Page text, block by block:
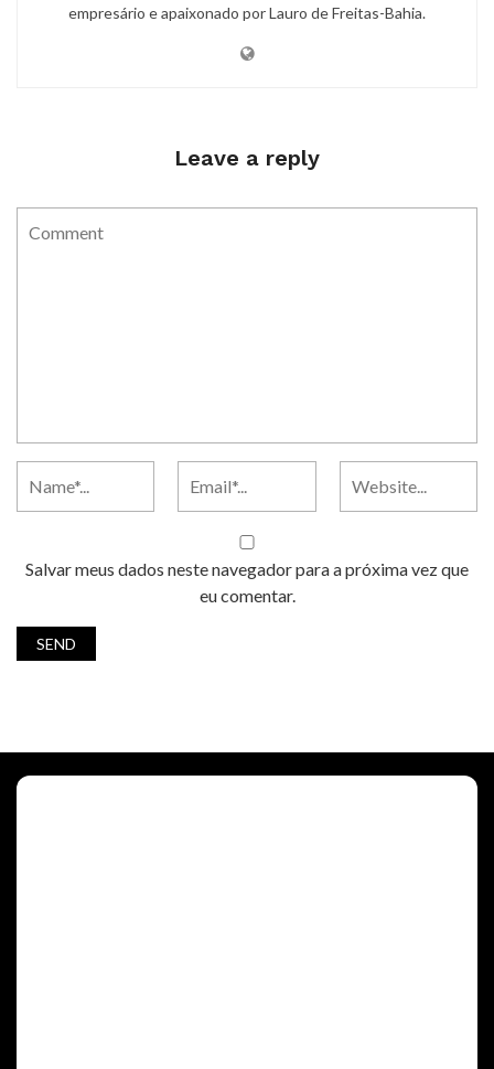
empresário e apaixonado por Lauro de Freitas-Bahia.
Leave a reply
Salvar meus dados neste navegador para a próxima vez que
eu comentar.